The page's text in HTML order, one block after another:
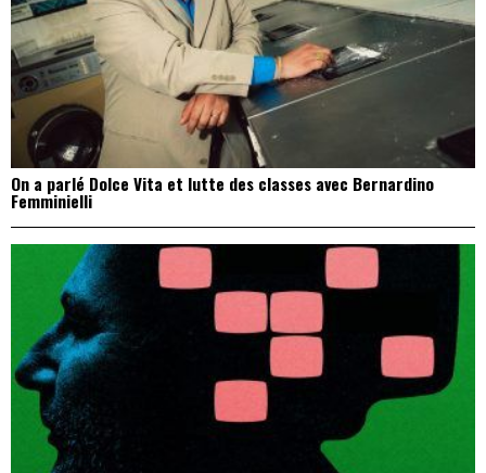
On a parlé Dolce Vita et lutte des classes avec Bernardino
Femminielli